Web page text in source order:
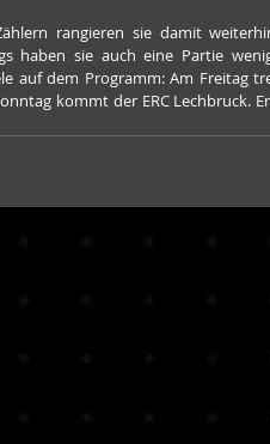
rangieren sie damit
haben sie auch eine Partie
auf dem Programm: Am Freitag
kommt der ERC Lechbruck.